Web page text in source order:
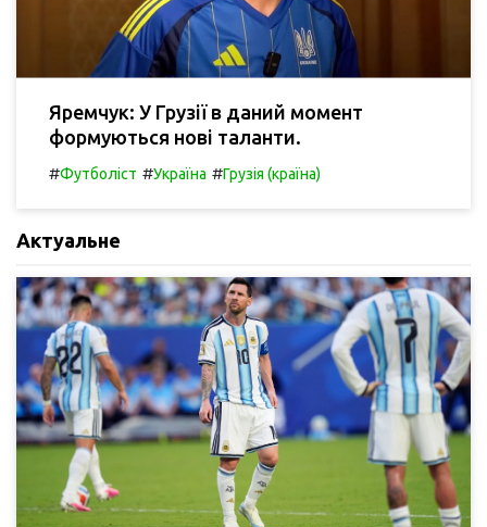
Яремчук: У Грузії в даний момент
формуються нові таланти.
#Футболіст #Україна #Грузія (країна)
Актуальне